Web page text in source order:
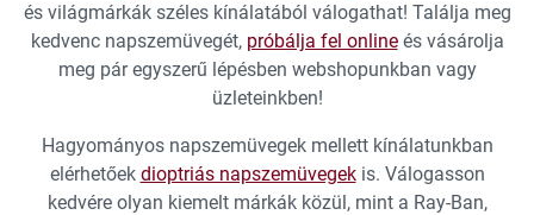
és világmárkák széles kínálatából válogathat! Találja meg
kedvenc napszemüvegét, próbálja fel onlineés vásárolja
meg pár egyszerű lépésben webshopunkban vagy
üzleteinkben!
Hagyományos napszemüvegek mellett kínálatunkban
elérhetőek dioptriás napszemüvegekis. Válogasson
kedvére olyan kiemelt márkák közül, mint a Ray-Ban,